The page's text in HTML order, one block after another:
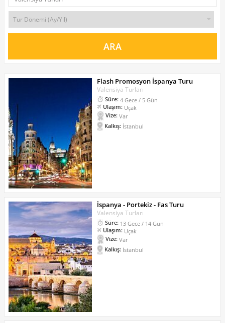
Flash Promosyon İspanya Turu
Valensiya Turları
Süre: 4 Gece / 5 Gün
Ulaşım: Uçak
Vize: Var
Kalkış: İstanbul
İspanya - Portekiz - Fas Turu
Valensiya Turları
Süre: 13 Gece / 14 Gün
Ulaşım: Uçak
Vize: Var
Kalkış: İstanbul